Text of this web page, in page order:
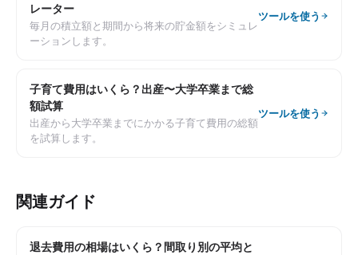
レーター
毎月の積立額と期間から将来の貯金額をシミュレ
ーションします。
ツールを使う
子育て費用はいくら？出産〜大学卒業まで総
額試算
出産から大学卒業までにかかる子育て費用の総額
を試算します。
ツールを使う
関連ガイド
退去費用の相場はいくら？間取り別の平均と